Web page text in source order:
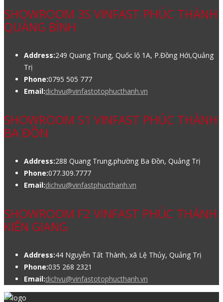
SHOWROOM 3S VINFAST PHÚC THÀNH
QUẢNG BÌNH
Address:249 Quang Trung, Quốc lộ 1A, P.Đồng Hới,Quảng
Trị
Phone:0795 505 777
Email:dichvu@vinfastotophucthanh.vn
SHOWROOM S1 VINFAST PHÚC THÀNH
BA ĐỒN
Address:288 Quang Trung,phường Ba Đồn, Quảng Trị
Phone:077.309.7777
Email:dichvu@vinfastphucthanh.vn
SHOWROOM F2 VINFAST PHÚC THÀNH
KIẾN GIANG
Address:44 Nguyễn Tất Thành, xã Lệ Thủy, Quảng Trị
Phone:035 268 2321
Email:dichvu@vinfastotophucthanh.vn